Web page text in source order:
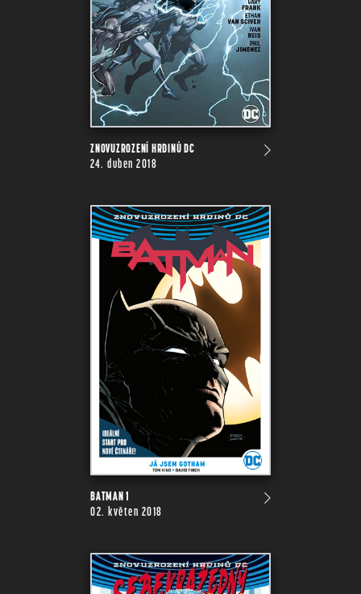
ZNOVUZROZENÍ HRDINŮ DC
24. duben 2018
BATMAN 1
02. květen 2018